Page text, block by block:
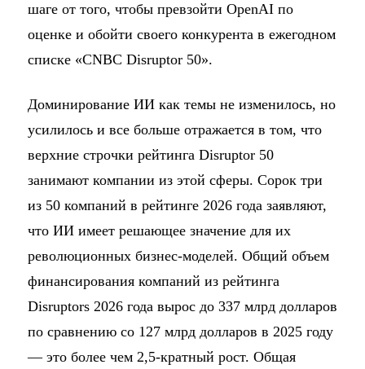
шаге от того, чтобы превзойти OpenAI по
оценке и обойти своего конкурента в ежегодном
списке «CNBC Disruptor 50».
Доминирование ИИ как темы не изменилось, но
усилилось и все больше отражается в том, что
верхние строчки рейтинга Disruptor 50
занимают компании из этой сферы. Сорок три
из 50 компаний в рейтинге 2026 года заявляют,
что ИИ имеет решающее значение для их
революционных бизнес-моделей. Общий объем
финансирования компаний из рейтинга
Disruptors 2026 года вырос до 337 млрд долларов
по сравнению со 127 млрд долларов в 2025 году
— это более чем 2,5-кратный рост. Общая